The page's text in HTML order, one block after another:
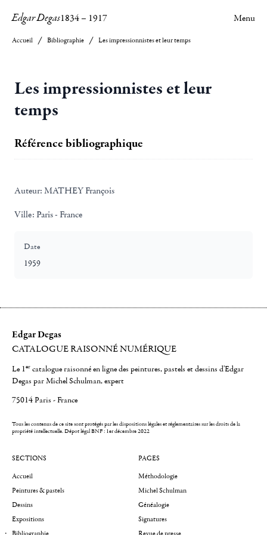
Edgar Degas1834– 1917 Menu
Accueil Bibliographie Les impressionnistes et leur temps
Les impressionnistes et leur
temps
Référence bibliographique
Auteur: MATHEY François
Ville: Paris - France
Date
1959
Edgar Degas
CATALOGUE RAISONNÉ NUMÉRIQUE
Le 1er catalogue raisonné en ligne des peintures, pastels et dessins d'Edgar
Degas par Michel Schulman, expert
75014 Paris - France
Tous les contenus de ce site sont protégés par les dispositions légales et réglementaires sur les droits de la
propriété intellectuelle.Dépot légal BNF : 1er décembre 2022
SECTIONS
Accueil
Peintures & pastels
Dessins
Expositions
PAGES
Méthodologie
Michel Schulman
Généalogie
Signatures